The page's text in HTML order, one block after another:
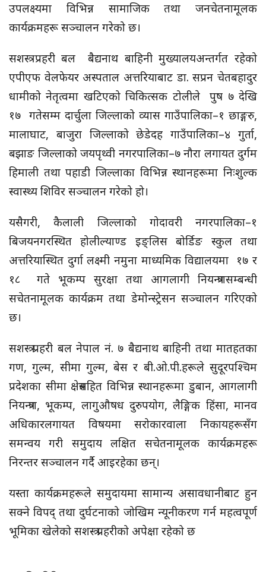
उपलक्ष्यमा विभिन्न सामाजिक तथा जनचेतनामूलक
कार्यक्रमहरू सञ्चालन गरेको छ।
सशस्त्र प्रहरी बल बैद्यनाथ बाहिनी मुख्यालयअन्तर्गत रहेको
एपीएफ वेलफेयर अस्पताल अत्तरियाबाट डा. सप्रन चेतबहादुर
धामीको नेतृत्वमा खटिएको चिकित्सक टोलीले पुष ७ देखि
१७ गतेसम्म दार्चुला जिल्लाको व्यास गाउँपालिका–१ छाङ्गरु,
मालाघाट, बाजुरा जिल्लाको छेडेदह गाउँपालिका–४ गुर्ता,
बझाङ जिल्लाको जयपृथ्वी नगरपालिका–७ नौरा लगायत दुर्गम
हिमाली तथा पहाडी जिल्लाका विभिन्न स्थानहरूमा निःशुल्क
स्वास्थ्य शिविर सञ्चालन गरेको हो।
यसैगरी, कैलाली जिल्लाको गोदावरी नगरपालिका–१
बिजयनगरस्थित होलील्याण्ड इङ्लिस बोर्डिङ स्कुल तथा
अत्तरियास्थित दुर्गा लक्ष्मी नमुना माध्यमिक विद्यालयमा १७ र
१८ गते भूकम्प सुरक्षा तथा आगलागी नियन्त्रणसम्बन्धी
सचेतनामूलक कार्यक्रम तथा डेमोन्स्ट्रेसन सञ्चालन गरिएको
छ।
सशस्त्र प्रहरी बल नेपाल नं. ७ बैद्यनाथ बाहिनी तथा मातहतका
गण, गुल्म, सीमा गुल्म, बेस र बी.ओ.पी.हरूले सुदूरपश्चिम
प्रदेशका सीमा क्षेत्रसहित विभिन्न स्थानहरूमा डुबान, आगलागी
नियन्त्रण, भूकम्प, लागुऔषध दुरुपयोग, लैङ्गिक हिंसा, मानव
अधिकारलगायत विषयमा सरोकारवाला निकायहरूसँग
समन्वय गरी समुदाय लक्षित सचेतनामूलक कार्यक्रमहरू
निरन्तर सञ्चालन गर्दै आइरहेका छन्।
यस्ता कार्यक्रमहरूले समुदायमा सामान्य असावधानीबाट हुन
सक्ने विपद् तथा दुर्घटनाको जोखिम न्यूनीकरण गर्न महत्वपूर्ण
भूमिका खेलेको सशस्त्र प्रहरीको अपेक्षा रहेको छ